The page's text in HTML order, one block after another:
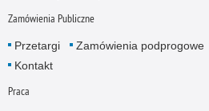
Zamówienia Publiczne
Przetargi Zamówienia podprogowe
Kontakt
Praca